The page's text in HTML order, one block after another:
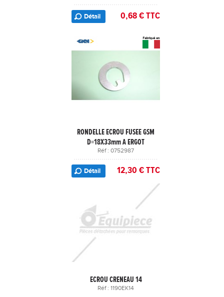
Détail 0,68 € TTC
RONDELLE ECROU FUSEE GSM
D=18X33mm A ERGOT
Réf : 0752987
Détail 12,30 € TTC
ECROU CRENEAU 14
Réf : 1190EK14